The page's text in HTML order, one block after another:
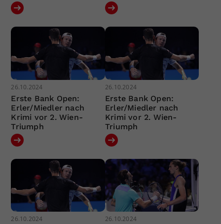
26.10.2024
Erste Bank Open:
Erler/Miedler nach
Krimi vor 2. Wien-
Triumph
26.10.2024
Erste Bank Open:
Erler/Miedler nach
Krimi vor 2. Wien-
Triumph
26.10.2024 26.10.2024